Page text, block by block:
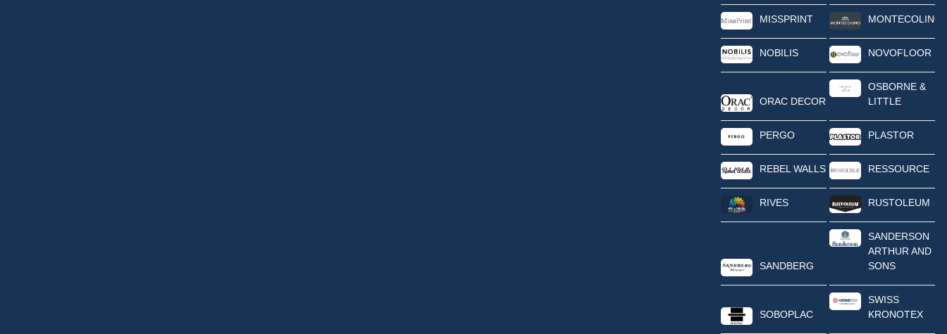
MISSPRINT MONTECOLINO
NOBILIS NOVOFLOOR
ORAC DECOR
OSBORNE &
LITTLE
PERGO PLASTOR
REBEL WALLS RESSOURCE
RIVES RUSTOLEUM
SANDBERG
SANDERSON
ARTHUR AND
SONS
SOBOPLAC
SWISS
KRONOTEX